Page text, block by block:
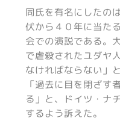
同氏を有名にしたの
伏から４０年に当た
会での演説である。
で虐殺されたユダヤ
なければならない」
「過去に目を閉ざす
る」と、ドイツ・ナ
するよう訴えた。